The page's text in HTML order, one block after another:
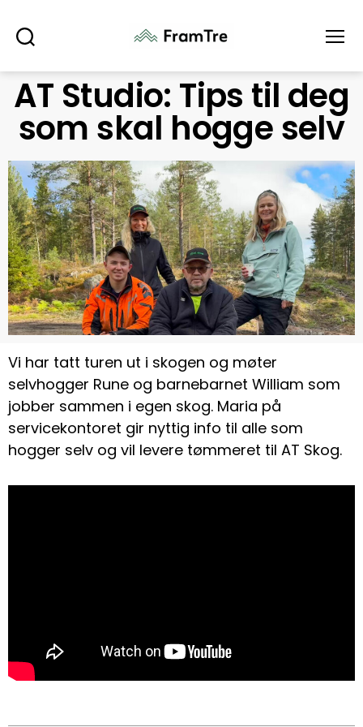
AT Studio: Tips til deg
som skal hogge selv
Vi har tatt turen ut i skogen og møter
selvhogger Rune og barnebarnet William som
jobber sammen i egen skog. Maria på
servicekontoret gir nyttig info til alle som
hogger selv og vil levere tømmeret til AT Skog.